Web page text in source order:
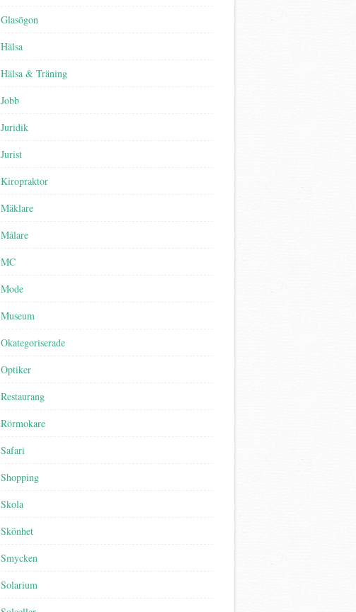
Glasögon
Hälsa
Hälsa & Träning
Jobb
Juridik
Jurist
Kiropraktor
Mäklare
Målare
MC
Mode
Museum
Okategoriserade
Optiker
Restaurang
Rörmokare
Safari
Shopping
Skola
Skönhet
Smycken
Solarium